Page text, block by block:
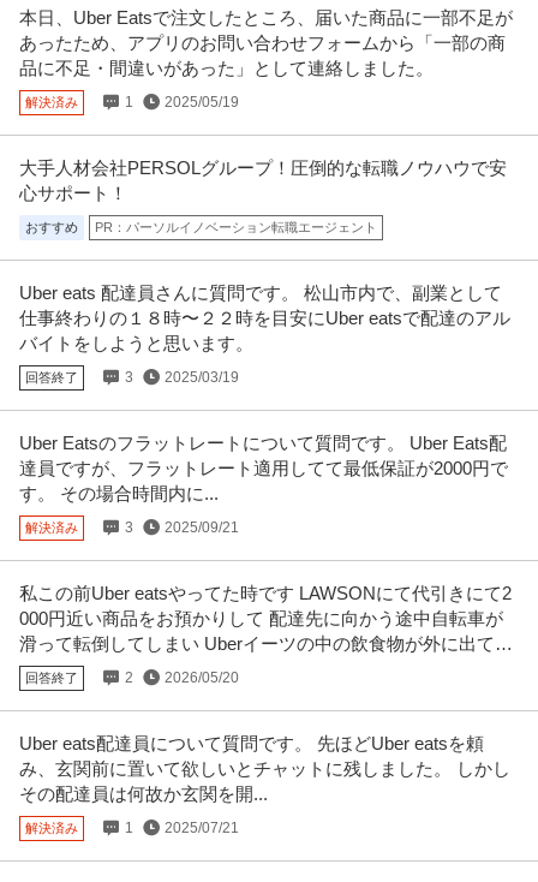
本日、Uber Eatsで注文したところ、届いた商品に一部不足が
あったため、アプリのお問い合わせフォームから「一部の商
品に不足・間違いがあった」として連絡しました。
解決済み 1 2025/05/19
大手人材会社PERSOLグループ！圧倒的な転職ノウハウで安
心サポート！
おすすめ PR：パーソルイノベーション転職エージェント
Uber eats 配達員さんに質問です。 松山市内で、副業として
仕事終わりの１８時〜２２時を目安にUber eatsで配達のアル
バイトをしようと思います。
回答終了 3 2025/03/19
Uber Eatsのフラットレートについて質問です。 Uber Eats配
達員ですが、フラットレート適用してて最低保証が2000円で
す。 その場合時間内に...
解決済み 3 2025/09/21
私この前Uber eatsやってた時です LAWSONにて代引きにて2
000円近い商品をお預かりして 配達先に向かう途中自転車が
滑って転倒してしまい Uberイーツの中の飲食物が外に出てし
まいました
回答終了 2 2026/05/20
Uber eats配達員について質問です。 先ほどUber eatsを頼
み、玄関前に置いて欲しいとチャットに残しました。 しかし
その配達員は何故か玄関を開...
解決済み 1 2025/07/21